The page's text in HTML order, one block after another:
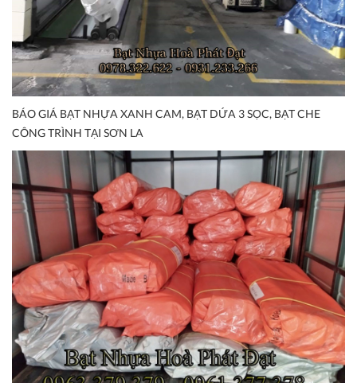
BÁO GIÁ BẠT NHỰA XANH CAM, BẠT DỨA 3 SỌC, BẠT CHE
CÔNG TRÌNH TẠI SƠN LA